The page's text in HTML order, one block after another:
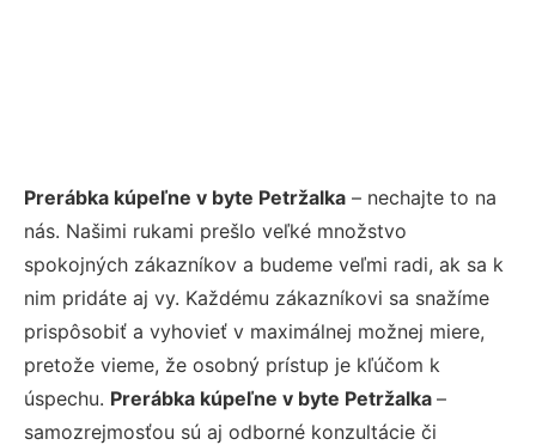
Prerábka kúpeľne v byte Petržalka – nechajte to na
nás. Našimi rukami prešlo veľké množstvo
spokojných zákazníkov a budeme veľmi radi, ak sa k
nim pridáte aj vy. Každému zákazníkovi sa snažíme
prispôsobiť a vyhovieť v maximálnej možnej miere,
pretože vieme, že osobný prístup je kľúčom k
úspechu. Prerábka kúpeľne v byte Petržalka –
samozrejmosťou sú aj odborné konzultácie či